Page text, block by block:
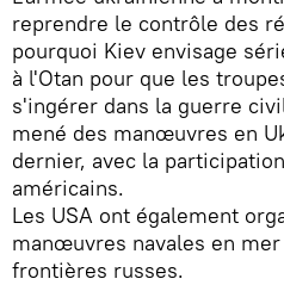
reprendre le contrôle des
pourquoi Kiev envisage
à l'Otan pour que les
s'ingérer dans la guerre
mené des manœuvres en
dernier, avec la
américains.
Les USA ont également
manœuvres navales en
frontières russes.